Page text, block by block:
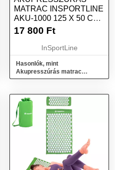
MATRAC INSPORTLINE
AKU-1000 125 X 50 CM
RÓZSASZÍN
17 800 Ft
InSportLine
Hasonlók, mint
Akupresszúrás matrac
inSPORTline AKU-1000 125 x